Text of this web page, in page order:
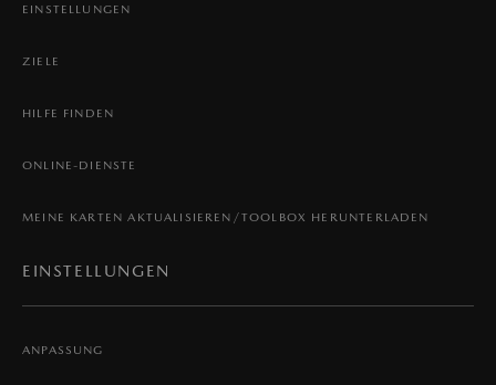
EINSTELLUNGEN
ZIELE
HILFE FINDEN
ONLINE-DIENSTE
MEINE KARTEN AKTUALISIEREN/TOOLBOX HERUNTERLADEN
EINSTELLUNGEN
ANPASSUNG